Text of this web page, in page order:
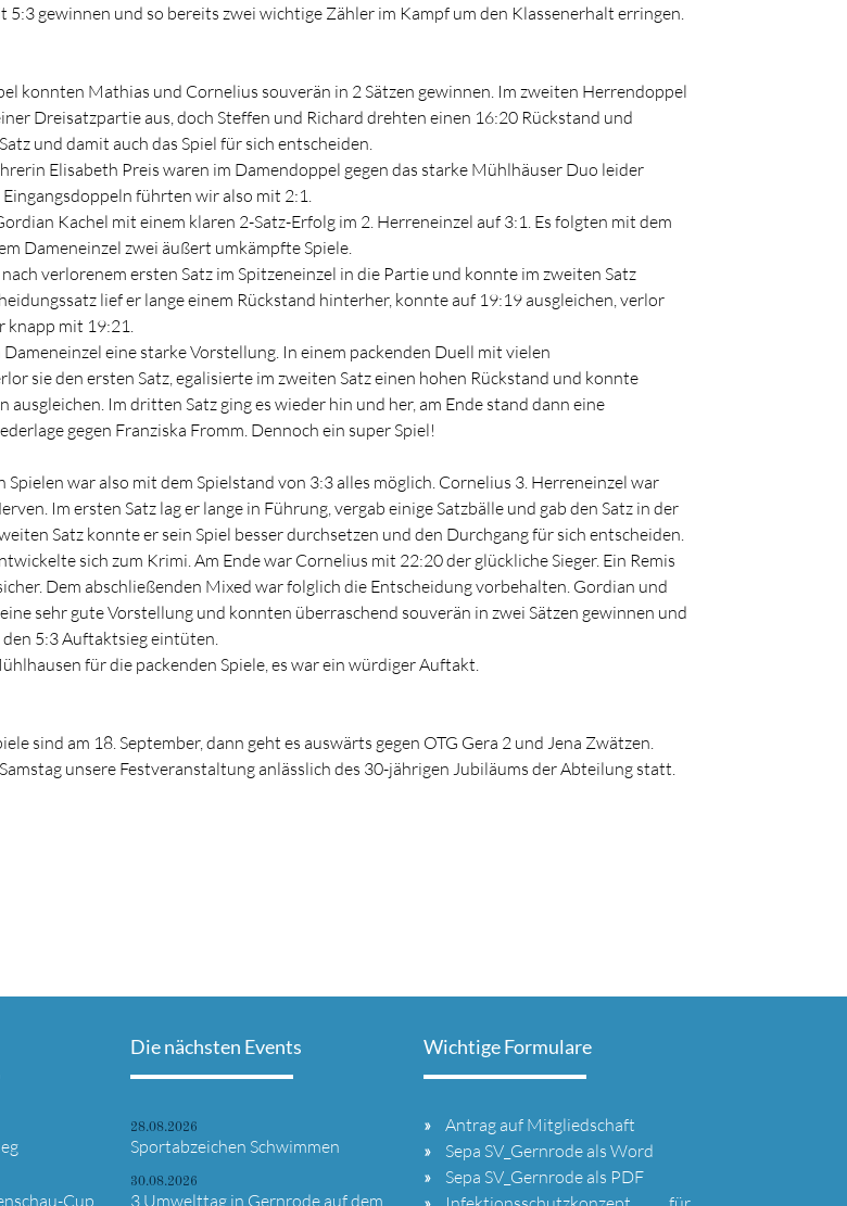
5:3 gewinnen und so bereits zwei wichtige Zähler im Kampf um den Klassenerhalt erringen.
konnten Mathias und Cornelius souverän in 2 Sätzen gewinnen. Im zweiten Herrendoppel
Dreisatzpartie aus, doch Steffen und Richard drehten einen 16:20 Rückstand und
und damit auch das Spiel für sich entscheiden.
Elisabeth Preis waren im Damendoppel gegen das starke Mühlhäuser Duo leider
führten wir also mit 2:1.
Kachel mit einem klaren 2-Satz-Erfolg im 2. Herreneinzel auf 3:1. Es folgten mit dem
Dameneinzel zwei äußert umkämpfte Spiele.
verlorenem ersten Satz im Spitzeneinzel in die Partie und konnte im zweiten Satz
lief er lange einem Rückstand hinterher, konnte auf 19:19 ausgleichen, verlor
knapp mit 19:21.
eine starke Vorstellung. In einem packenden Duell mit vielen
sie den ersten Satz, egalisierte im zweiten Satz einen hohen Rückstand und konnte
ausgleichen. Im dritten Satz ging es wieder hin und her, am Ende stand dann eine
gegen Franziska Fromm. Dennoch ein super Spiel!
Spielen war also mit dem Spielstand von 3:3 alles möglich. Cornelius 3. Herreneinzel war
Im ersten Satz lag er lange in Führung, vergab einige Satzbälle und gab den Satz in der
Satz konnte er sein Spiel besser durchsetzen und den Durchgang für sich entscheiden.
sich zum Krimi. Am Ende war Cornelius mit 22:20 der glückliche Sieger. Ein Remis
Dem abschließenden Mixed war folglich die Entscheidung vorbehalten. Gordian und
sehr gute Vorstellung und konnten überraschend souverän in zwei Sätzen gewinnen und
5:3 Auftaktsieg eintüten.
für die packenden Spiele, es war ein würdiger Auftakt.
sind am 18. September, dann geht es auswärts gegen OTG Gera 2 und Jena Zwätzen.
unsere Festveranstaltung anlässlich des 30-jährigen Jubiläums der Abteilung statt.
Cup
Die nächsten Events
28.08.2026
Sportabzeichen Schwimmen
30.08.2026
3.Umwelttag in Gernrode auf dem
Wichtige Formulare
Antrag auf Mitgliedschaft
Sepa SV_Gernrode als Word
Sepa SV_Gernrode als PDF